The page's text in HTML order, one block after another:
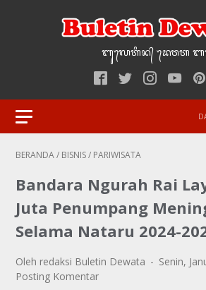
ᬩᬸ᭢ᬮᬢᬶᬦ᭄‌ ᭢ᬤᬯᬢ‌‌‌
BERANDA/ BISNIS/ PARIWISATA
Bandara Ngurah Rai
Juta Penumpang
Selama Nataru 2024-
Oleh redaksi Buletin Dewata
Senin,
Posting Komentar